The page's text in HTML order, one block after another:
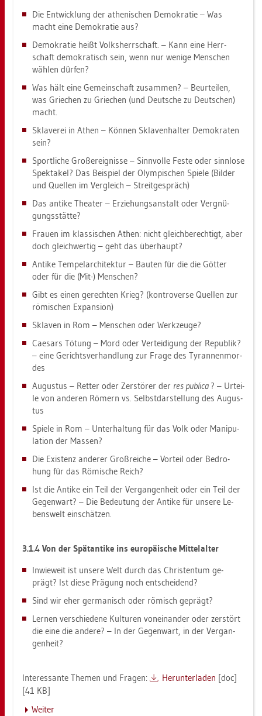
Die Ent­wick­lung der athe­ni­schen De­mo­kra­tie – Was
macht eine De­mo­kra­tie aus?
De­mo­kra­tie heißt Volks­herr­schaft. – Kann eine Herr­
schaft de­mo­kra­tisch sein, wenn nur we­ni­ge Men­schen
wäh­len dür­fen?
Was hält eine Ge­mein­schaft zu­sam­men? – Be­ur­tei­len,
was Grie­chen zu Grie­chen (und Deut­sche zu Deut­schen)
macht.
Skla­ve­rei in Athen – Kön­nen Skla­ven­hal­ter De­mo­kra­ten
sein?
Sport­li­che Groß­er­eig­nis­se – Sinn­vol­le Feste oder sinn­lo­se
Spek­ta­kel? Das Bei­spiel der Olym­pi­schen Spie­le (Bil­der
und Quel­len im Ver­gleich – Streit­ge­spräch)
Das an­ti­ke Thea­ter – Er­zie­hungs­an­stalt oder Ver­gnü­
gungs­stät­te?
Frau­en im klas­si­schen Athen: nicht gleich­be­rech­tigt, aber
doch gleich­wer­tig – geht das über­haupt?
An­ti­ke Tem­pel­ar­chi­tek­tur – Bau­ten für die die Göt­ter
oder für die (Mit-) Men­schen?
Gibt es einen ge­rech­ten Krieg? (kon­tro­ver­se Quel­len zur
rö­mi­schen Ex­pan­si­on)
Skla­ven in Rom – Men­schen oder Werk­zeu­ge?
Cae­sars Tö­tung – Mord oder Ver­tei­di­gung der Re­pu­blik?
– eine Ge­richts­ver­hand­lung zur Frage des Ty­ran­nen­mor­
des
Au­gus­tus – Ret­ter oder Zer­stö­rer der res pu­bli­ca ? – Ur­tei­
le von an­de­ren Rö­mern vs. Selbst­dar­stel­lung des Au­gus­
tus
Spie­le in Rom – Un­ter­hal­tung für das Volk oder Ma­ni­pu­
la­ti­on der Mas­sen?
Die Exis­tenz an­de­rer Groß­rei­che – Vor­teil oder Be­dro­
hung für das Rö­mi­sche Reich?
Ist die An­ti­ke ein Teil der Ver­gan­gen­heit oder ein Teil der
Ge­gen­wart? – Die Be­deu­tung der An­ti­ke für un­se­re Le­
bens­welt ein­schät­zen.
3.1.4 Von der Spät­an­ti­ke ins eu­ro­päi­sche Mit­tel­al­ter
In­wie­weit ist un­se­re Welt durch das Chris­ten­tum ge­
prägt? Ist diese Prä­gung noch ent­schei­dend?
Sind wir eher ger­ma­nisch oder rö­misch ge­prägt?
Ler­nen ver­schie­de­ne Kul­tu­ren von­ein­an­der oder zer­stört
die eine die an­de­re? – In der Ge­gen­wart, in der Ver­gan­
gen­heit?
In­ter­es­san­te The­men und Fra­gen: Her­un­ter­la­den [doc]
[41 KB]
Wei­ter